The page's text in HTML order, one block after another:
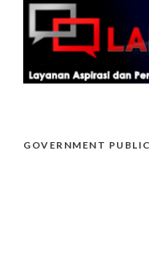
GOVERNMENT